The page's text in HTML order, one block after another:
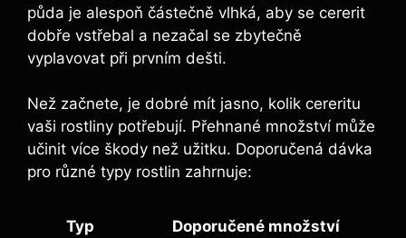
⁢půda je alespoň ⁣částečně ⁤vlhká, aby se cererit
dobře ​vstřebal‍ a nezačal se zbytečně
vyplavovat při prvním dešti.
Než začnete, ⁢je dobré mít jasno, kolik cereritu
vaši rostliny ⁢potřebují. Přehnané ‌množství může
učinit⁢ více‌ škody než užitku.‍ Doporučená dávka
pro různé typy rostlin zahrnuje:
Typ
Doporučené množství​